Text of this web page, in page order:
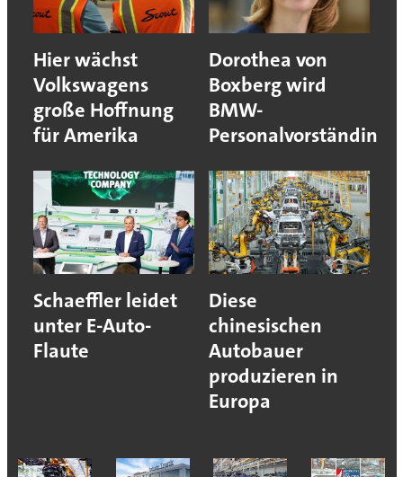
Hier wächst
Volkswagens
große Hoffnung
für Amerika
Dorothea von
Boxberg wird
BMW-
Personalvorständin
Schaeffler leidet
unter E-Auto-
Flaute
Diese
chinesischen
Autobauer
produzieren in
Europa